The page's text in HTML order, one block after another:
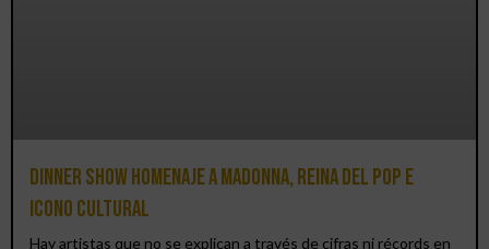
Dinner Show homenaje a Madonna, reina del pop e
icono cultural
Hay artistas que no se explican a través de cifras ni récords en